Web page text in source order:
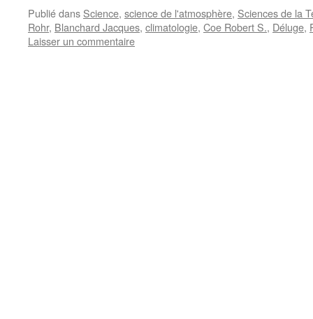
Publié dans Science, science de l'atmosphère, Sciences de la
Rohr, Blanchard Jacques, climatologie, Coe Robert S., Déluge,
Laisser un commentaire